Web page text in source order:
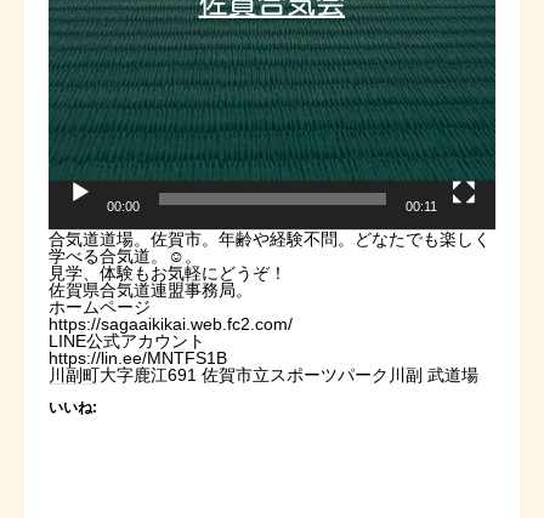
00:00 00:11
合気道道場。佐賀市。年齢や経験不問。どなたでも楽しく
学べる合気道。☺️。
見学、体験もお気軽にどうぞ！
佐賀県合気道連盟事務局。
ホームページ
https://sagaaikikai.web.fc2.com/
LINE公式アカウント
https://lin.ee/MNTFS1B
川副町大字鹿江691 佐賀市立スポーツパーク川副 武道場
いいね: